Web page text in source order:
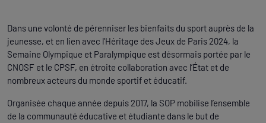
Dans une volonté de pérenniser les bienfaits du sport auprès de la
jeunesse, et en lien avec l'Héritage des Jeux de Paris 2024, la
Semaine Olympique et Paralympique est désormais portée par le
CNOSF et le CPSF, en étroite collaboration avec l’État et de
nombreux acteurs du monde sportif et éducatif.
Organisée chaque année depuis 2017, la SOP mobilise l’ensemble
de la communauté éducative et étudiante dans le but de